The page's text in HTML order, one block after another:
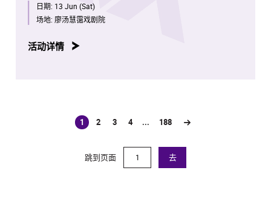
日期: 13 Jun (Sat)
场地: 廖汤慧霭戏剧院
活动详情
1
(current)
2 3 4 ... 188
跳到页面 去